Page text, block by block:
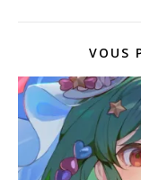
VOUS